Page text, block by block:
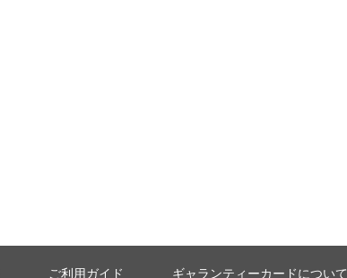
ご利用ガイド ギャランティーカードについて